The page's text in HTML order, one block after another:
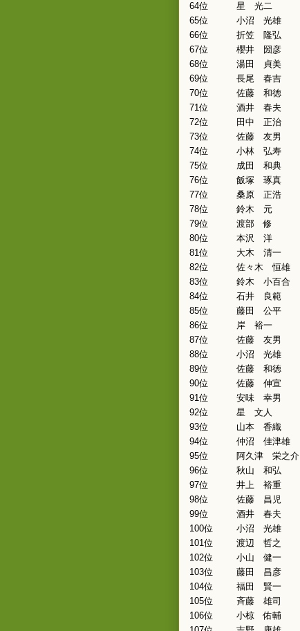
64位
星 光二
65位
小沼 光雄
66位
折笠 隆弘
67位
櫻井 圀彦
68位
湯田 貞美
69位
長尾 春吉
70位
佐藤 和徳
71位
酒井 春夫
72位
田中 正治
73位
佐藤 友男
74位
小林 弘寿
75位
成田 和典
76位
飯塚 琢真
77位
桑原 正浩
78位
鈴木 元
79位
渡部 修
80位
本沢 洋
81位
大木 清一
82位
佐々木 恒雄
83位
鈴木 小百合
84位
石井 良範
85位
藤田 公平
86位
岸 裕一
87位
佐藤 友男
88位
小沼 光雄
89位
佐藤 和徳
90位
佐藤 伸宣
91位
安味 幸男
92位
星 文人
93位
山本 香織
94位
仲沼 佳津雄
95位
阿久津 栄之介
96位
秋山 和弘
97位
井上 裕重
98位
佐藤 昌児
99位
酒井 春夫
100位
小沼 光雄
101位
渡辺 哲之
102位
小山 健一
103位
藤田 昌彦
104位
福田 賢一
105位
斉藤 雄司
106位
小椋 佑輔